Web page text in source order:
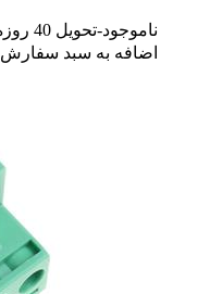
ناموجود-تحویل 40 روزه
اضافه به سبد سفارش